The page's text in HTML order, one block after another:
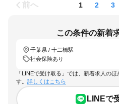
前へ 1 2 3
この条件の新着
千葉県 / 十二橋駅
社会保険あり
「LINEで受け取る」では、新着求人の
す。 詳しくはこちら
LINEで